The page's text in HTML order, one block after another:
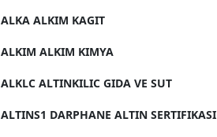
ALKA ALKIM KAGIT
ALKIM ALKIM KIMYA
ALKLC ALTINKILIC GIDA VE SUT
ALTINS1 DARPHANE ALTIN SERTIFIKASI